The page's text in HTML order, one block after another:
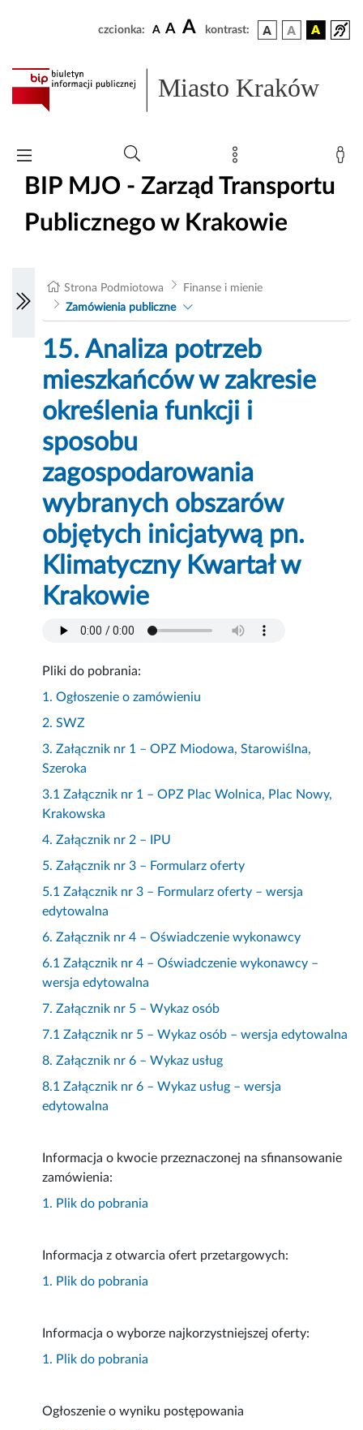
czcionka: A A A kontrast:
Miasto Kraków
BIP MJO - Zarząd Transportu
Publicznego w Krakowie
Strona Podmiotowa
Finanse i mienie
Zamówienia publiczne
15. Analiza potrzeb
mieszkańców w zakresie
określenia funkcji i
sposobu
zagospodarowania
wybranych obszarów
objętych inicjatywą pn.
Klimatyczny Kwartał w
Krakowie
Pliki do pobrania:
1. Ogłoszenie o zamówieniu
2. SWZ
3. Załącznik nr 1 – OPZ Miodowa, Starowiślna,
Szeroka
3.1 Załącznik nr 1 – OPZ Plac Wolnica, Plac Nowy,
Krakowska
4. Załącznik nr 2 – IPU
5. Załącznik nr 3 – Formularz oferty
5.1 Załącznik nr 3 – Formularz oferty – wersja
edytowalna
6. Załącznik nr 4 – Oświadczenie wykonawcy
6.1 Załącznik nr 4 – Oświadczenie wykonawcy –
wersja edytowalna
7. Załącznik nr 5 – Wykaz osób
7.1 Załącznik nr 5 – Wykaz osób – wersja edytowalna
8. Załącznik nr 6 – Wykaz usług
8.1 Załącznik nr 6 – Wykaz usług – wersja
edytowalna
Informacja o kwocie przeznaczonej na sfinansowanie
zamówienia:
1. Plik do pobrania
Informacja z otwarcia ofert przetargowych:
1. Plik do pobrania
Informacja o wyborze najkorzystniejszej oferty:
1. Plik do pobrania
Ogłoszenie o wyniku postępowania